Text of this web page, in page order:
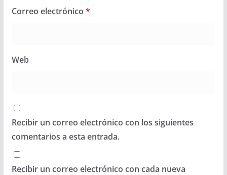
Correo electrónico *
Web
Recibir un correo electrónico con los siguientes
comentarios a esta entrada.
Recibir un correo electrónico con cada nueva